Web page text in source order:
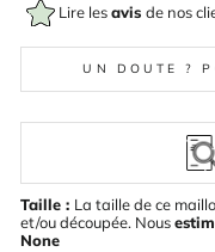
Lire lesavis de nos
UN DOUTE ?
Taille : La taille de ce
et/ou découpée. Nous
None